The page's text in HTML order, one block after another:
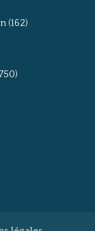
(162)